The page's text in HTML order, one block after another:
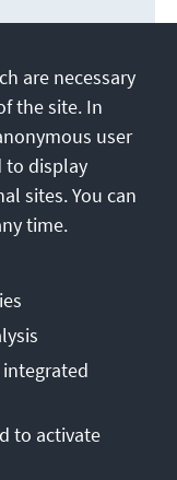
of use
issue
2026
are necessary
the site. In
user
to display
sites. You can
time.
to activate